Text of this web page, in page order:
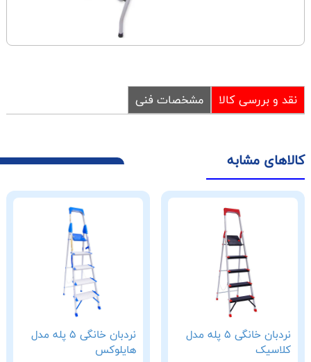
نقد و بررسی کالا مشخصات فنی
کالاهای مشابه
نردبان خانگی 5 پله مدل
کلاسیک
نردبان خانگی 5 پله مدل
هایلوکس